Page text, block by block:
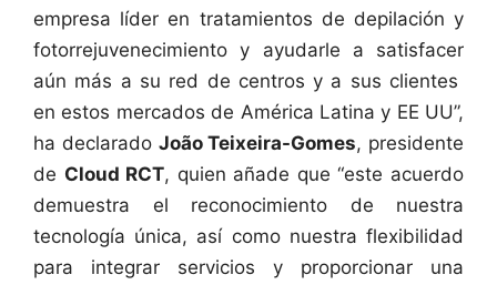
empresa líder en tratamientos de depilación y
fotorrejuvenecimiento y ayudarle a satisfacer
aún más a su red de centros y a sus clientes
en estos mercados de América Latina y EE UU”,
ha declarado João Teixeira-Gomes, presidente
de Cloud RCT, quien añade que “este acuerdo
demuestra el reconocimiento de nuestra
tecnología única, así como nuestra flexibilidad
para integrar servicios y proporcionar una